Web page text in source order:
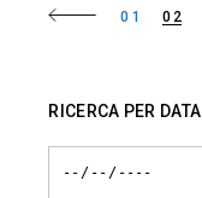
articoli
01 02
RICERCA PER DATA